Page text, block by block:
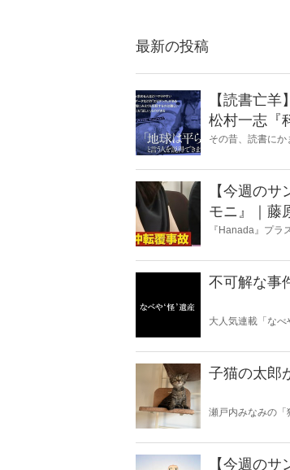
最新の投稿
【読書亡
松村一志『
麻衣子
その昔、読書にか
とに夢中になる
【今週の
モニ』｜藤
『Hanada』プラ
不可解な事
大人気連載「なべ
スピリチュアル
子猫の太郎
瀬戸内みなみの
【今週の